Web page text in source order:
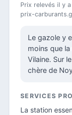
Prix relevés il y
prix-
Le gazole y
moins que
Vilaine. Sur
chère de
SERVICES
La station